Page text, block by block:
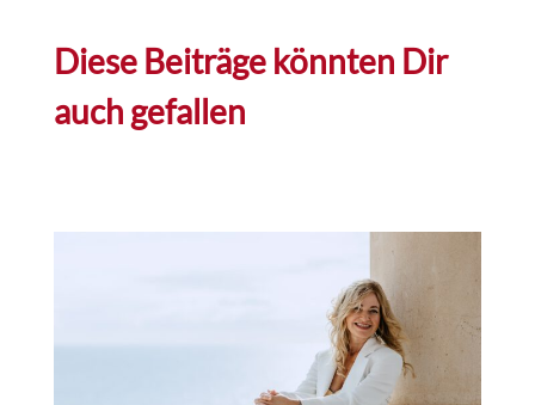
Diese Beiträge könnten Dir
auch gefallen